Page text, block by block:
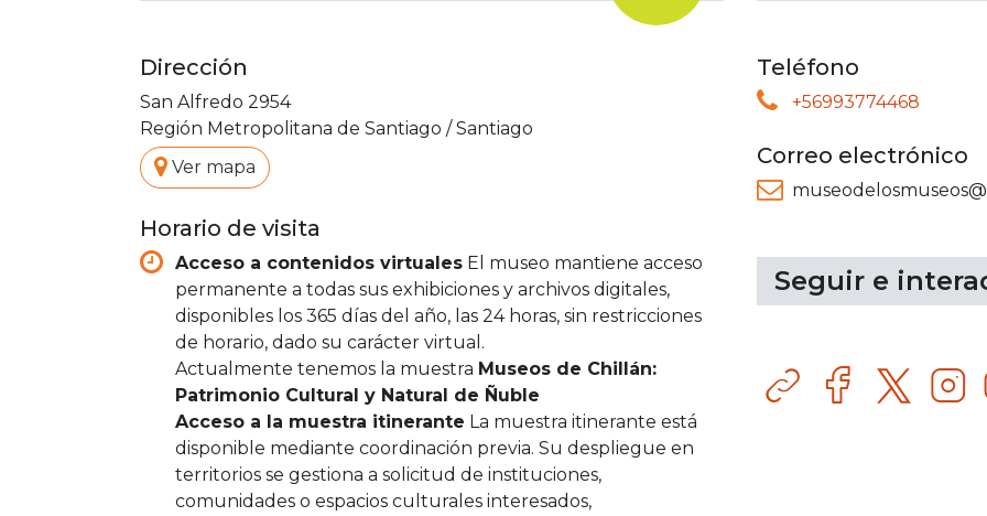
Dirección
San Alfredo 2954
Región Metropolitana de Santiago /Santiago
. Ver mapa
Horario de visita
Acceso a contenidos virtuales El museo mantiene acceso
permanente a todas sus exhibiciones y archivos digitales,
disponibles los 365 días del año, las 24 horas, sin restricciones
de horario, dado su carácter virtual.
Actualmente tenemos la muestra Museos de Chillán:
Patrimonio Cultural y Natural de Ñuble
Acceso a la muestra itinerante La muestra itinerante está
disponible mediante coordinación previa. Su despliegue en
territorios se gestiona a solicitud de instituciones,
comunidades o espacios culturales interesados,
Teléfono
+56993774468
Correo electrónico
Seguir e